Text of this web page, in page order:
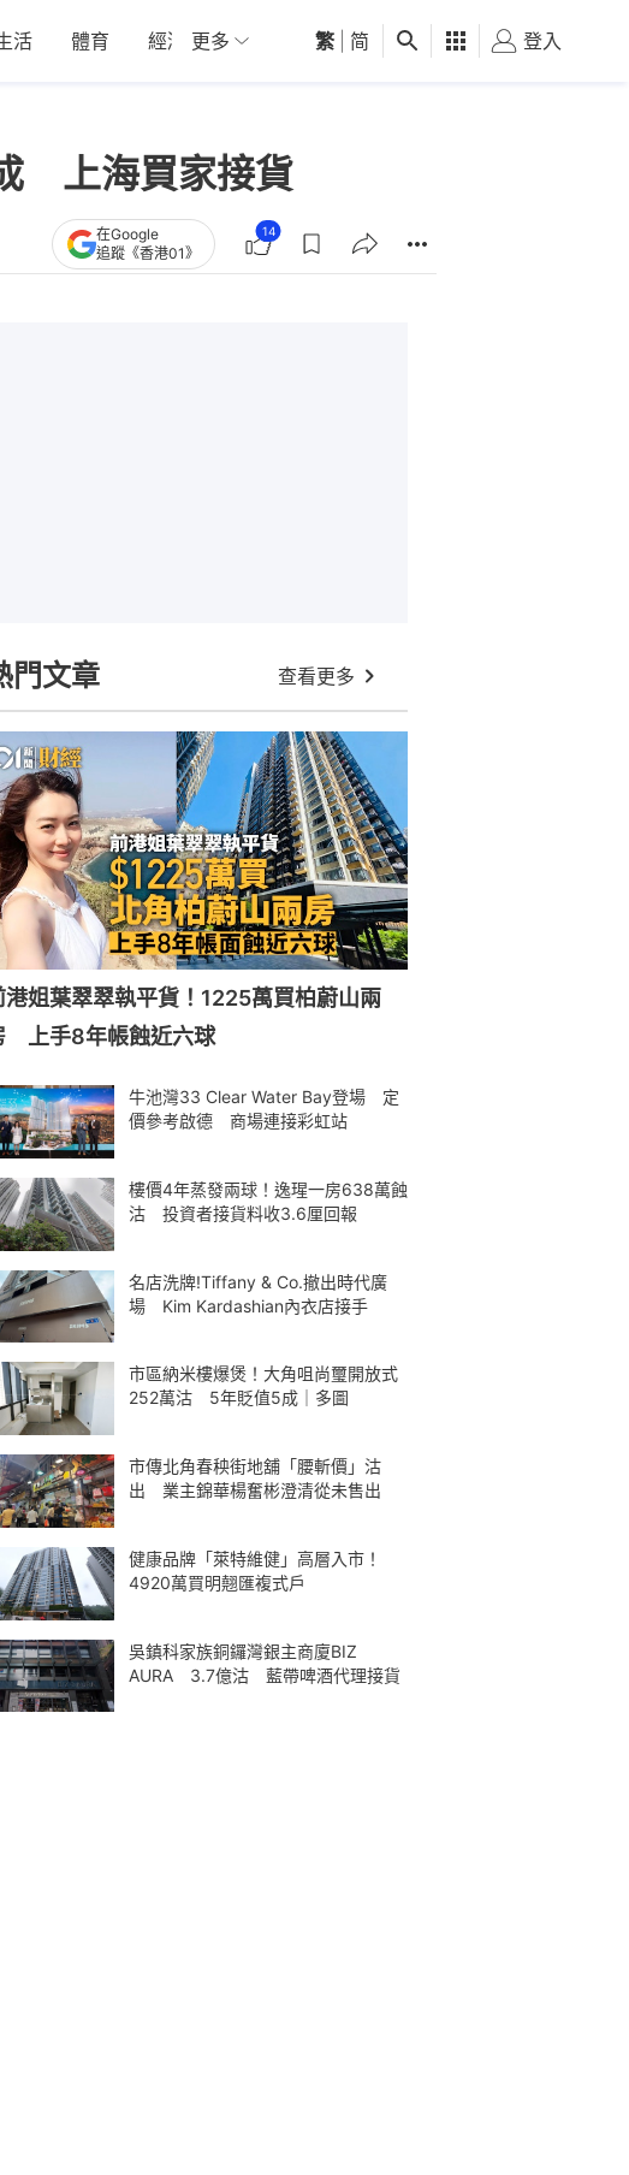
活 體育 經濟 01深圳 觀點 健康 好食玩飛
更多 繁 简 登入
上海買家接貨
在Google
追蹤《香港01》
14
門文章 查看更多
港姐葉翠翠執平貨！1225萬買柏蔚山兩
上手8年帳蝕近六球
牛池灣33 Clear Water Bay登場 定
價參考啟德 商場連接彩虹站
樓價4年蒸發兩球！逸瑆一房638萬蝕
沽 投資者接貨料收3.6厘回報
名店洗牌!Tiffany & Co.撤出時代廣
場 Kim Kardashian內衣店接手
市區納米樓爆煲！大角咀尚璽開放式
252萬沽 5年貶值5成｜多圖
市傳北角春秧街地舖「腰斬價」沽
出 業主錦華楊奮彬澄清從未售出
健康品牌「萊特維健」高層入市！
4920萬買明翹匯複式戶
吳鎮科家族銅鑼灣銀主商廈BIZ
AURA 3.7億沽 藍帶啤酒代理接貨